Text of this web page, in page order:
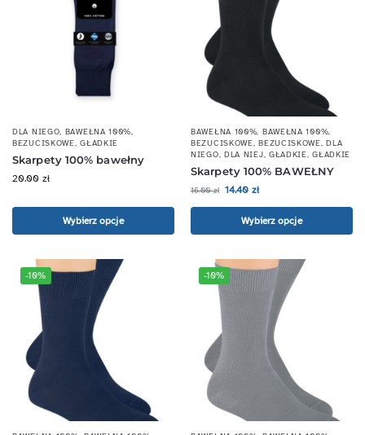
DLA NIEGO, BAWEŁNA 100%,
BEZUCISKOWE,GŁADKIE
Skarpety 100% bawełny
20.00 zł
Wybierz opcje
BAWEŁNA 100%, BAWEŁNA 100%,
BEZUCISKOWE,BEZUCISKOWE,DLA
NIEGO, DLA NIEJ, GŁADKIE,GŁADKIE
Skarpety 100% BAWEŁNY
16.00zł 14.40 zł
Wybierz opcje
-10% -10%